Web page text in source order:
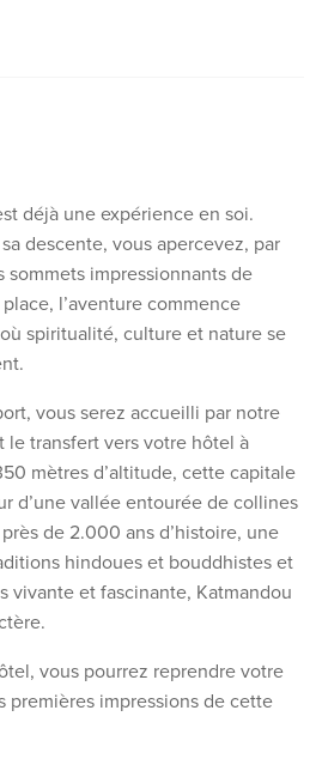
déjà une expérience en soi.
descente, vous apercevez, par
sommets impressionnants de
l’aventure commence
spiritualité, culture et nature se
vous serez accueilli par notre
le transfert vers votre hôtel à
mètres d’altitude, cette capitale
d’une vallée entourée de collines
de 2.000 ans d’histoire, une
hindoues et bouddhistes et
vivante et fascinante, Katmandou
vous pourrez reprendre votre
premières impressions de cette